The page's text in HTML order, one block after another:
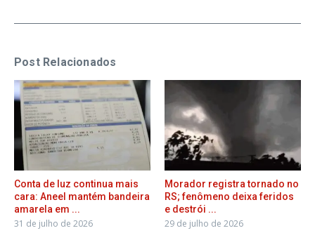
Post Relacionados
Conta de luz continua mais
cara: Aneel mantém bandeira
amarela em ...
31 de julho de 2026
Morador registra tornado no
RS; fenômeno deixa feridos
e destrói ...
29 de julho de 2026